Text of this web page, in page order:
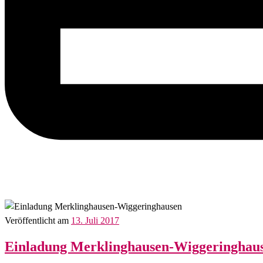
Veröffentlicht am 13. Juli 2017
Einladung Merklinghausen-